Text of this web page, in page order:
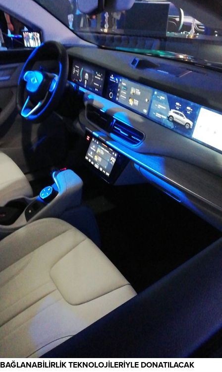
BAĞLANABİLİRLİK TEKNOLOJİLERİYLE DONATILACAK